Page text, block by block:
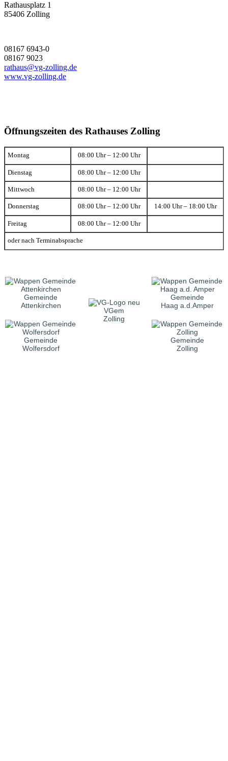
Rathausplatz 1
85406 Zolling
08167 6943-0
08167 9023
rathaus@vg-zolling.de
www.vg-zolling.de
Öffnungszeiten des Rathauses Zolling
Montag 08:00 Uhr – 12:00 Uhr
Dienstag 08:00 Uhr – 12:00 Uhr
Mittwoch 08:00 Uhr – 12:00 Uhr
Donnerstag 08:00 Uhr – 12:00 Uhr 14:00 Uhr – 18:00 Uhr
Freitag 08:00 Uhr – 12:00 Uhr
oder nach Terminabsprache
Gemeinde
Attenkirchen
VGem
Zolling
Gemeinde
Haag a.d.Amper
Gemeinde
Wolfersdorf
Gemeinde
Zolling